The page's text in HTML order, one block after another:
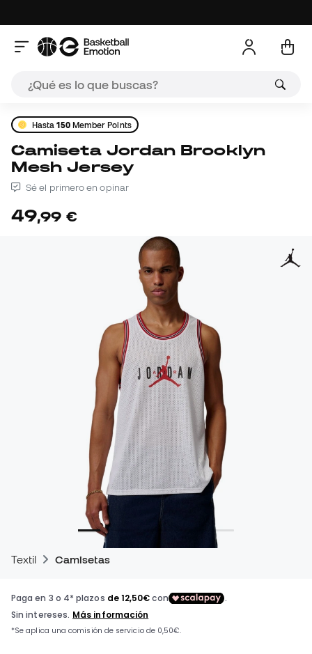
Hasta150Member Points
Camiseta Jordan Brooklyn
Mesh Jersey
Sé el primero en opinar
49,99 €
Textil Camisetas